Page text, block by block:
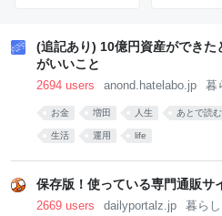
(追記あり) 10億円資産ができた
がいいこと
2694 users anond.hatelabo.jp 暮
お金 増田 人生 あとで読む
生活 運用 life
保存版！使っている専門通販サ
2669 users dailyportalz.jp 暮らし